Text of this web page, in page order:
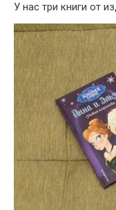
У нас три книги от